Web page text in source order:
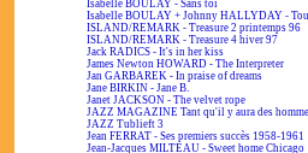
Isabelle BOULAY - Sans toi
Isabelle BOULAY + Johnny HALLYDAY -
ISLAND/REMARK - Treasure 2 printemps 96
ISLAND/REMARK - Treasure 4 hiver 97
Jack RADICS - It's in her kiss
James Newton HOWARD - The Interpreter
Jan GARBAREK - In praise of dreams
Jane BIRKIN - Jane B.
Janet JACKSON - The velvet rope
JAZZ MAGAZINE Tant qu'il y aura des
JAZZ Tublieft 3
Jean FERRAT - Ses premiers succès 1958-1961
Jean-Jacques MILTEAU - Sweet home Chicago